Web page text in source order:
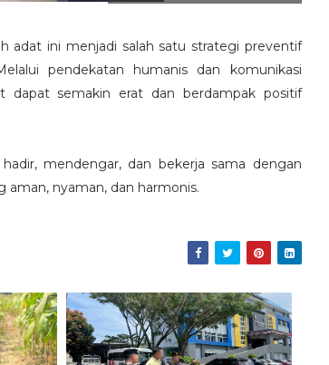
adat ini menjadi salah satu strategi preventif
pendekatan humanis dan komunikasi
dapat semakin erat dan berdampak positif
mendengar, dan bekerja sama dengan
nyaman, dan harmonis.